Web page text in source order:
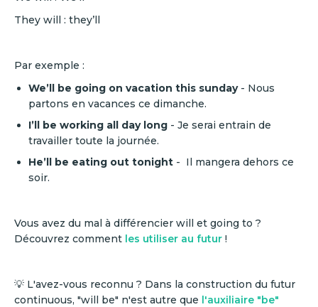
They will : they’ll
Par exemple :
We’ll be going on vacation this sunday - Nous
partons en vacances ce dimanche.
I’ll be working all day long - Je serai entrain de
travailler toute la journée.
He’ll be eating out tonight - Il mangera dehors ce
soir.
Vous avez du mal à différencier will et going to ?
Découvrez comment les utiliser au futur !
💡 L'avez-vous reconnu ? Dans la construction du futur
continuous, "will be" n'est autre que l'auxiliaire "be"